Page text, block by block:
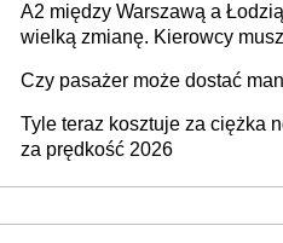
A2 między Warszawą a
wielką zmianę. Kierowcy
Czy pasażer może dostać
Tyle teraz kosztuje za ciężka
za prędkość 2026